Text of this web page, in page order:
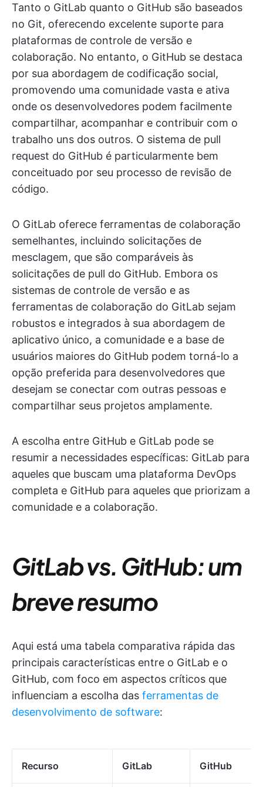
Tanto o GitLab quanto o GitHub são baseados
no Git, oferecendo excelente suporte para
plataformas de controle de versão e
colaboração. No entanto, o GitHub se destaca
por sua abordagem de codificação social,
promovendo uma comunidade vasta e ativa
onde os desenvolvedores podem facilmente
compartilhar, acompanhar e contribuir com o
trabalho uns dos outros. O sistema de pull
request do GitHub é particularmente bem
conceituado por seu processo de revisão de
código.
O GitLab oferece ferramentas de colaboração
semelhantes, incluindo solicitações de
mesclagem, que são comparáveis às
solicitações de pull do GitHub. Embora os
sistemas de controle de versão e as
ferramentas de colaboração do GitLab sejam
robustos e integrados à sua abordagem de
aplicativo único, a comunidade e a base de
usuários maiores do GitHub podem torná-lo a
opção preferida para desenvolvedores que
desejam se conectar com outras pessoas e
compartilhar seus projetos amplamente.
A escolha entre GitHub e GitLab pode se
resumir a necessidades específicas: GitLab para
aqueles que buscam uma plataforma DevOps
completa e GitHub para aqueles que priorizam a
comunidade e a colaboração.
GitLab vs. GitHub: um
breve resumo
Aqui está uma tabela comparativa rápida das
principais características entre o GitLab e o
GitHub, com foco em aspectos críticos que
influenciam a escolha das ferramentas de
desenvolvimento de software:
Recurso GitLab GitHub